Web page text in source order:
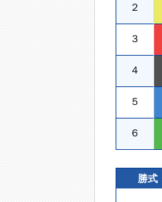
２
３
４
５
６
勝式